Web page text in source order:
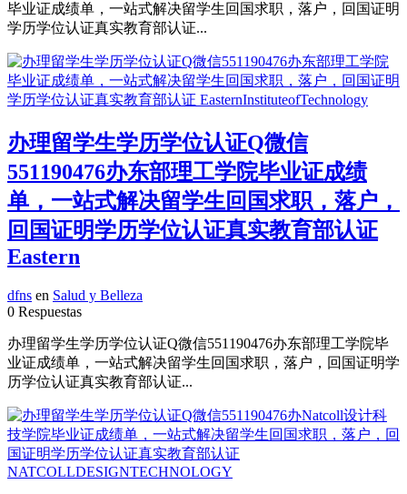
毕业证成绩单，一站式解决留学生回国求职，落户，回国证明
学历学位认证真实教育部认证...
办理留学生学历学位认证Q微信
551190476办东部理工学院毕业证成绩
单，一站式解决留学生回国求职，落户，
回国证明学历学位认证真实教育部认证
Eastern
dfns en Salud y Belleza
0 Respuestas
办理留学生学历学位认证Q微信551190476办东部理工学院毕
业证成绩单，一站式解决留学生回国求职，落户，回国证明学
历学位认证真实教育部认证...